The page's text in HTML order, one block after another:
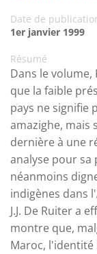
Date de
1er janvier 1999
Résumé
Dans le
que la faible
pays ne signifie
amazighe, mais
dernière à une
analyse pour sa
néanmoins
indigènes dans
J.J. De Ruiter a
montre que,
Maroc, l'identité